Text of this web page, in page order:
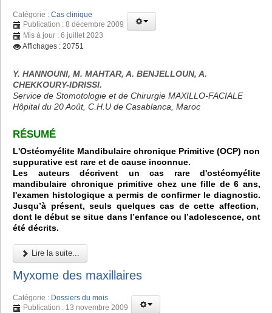
Catégorie : Cas clinique
Publication : 8 décembre 2009
Mis à jour : 6 juillet 2023
Affichages : 20751
Y. HANNOUNI, M. MAHTAR, A. BENJELLOUN, A.
CHEKKOURY-IDRISSI.
Service de Stomotologie et de Chirurgie MAXILLO-FACIALE
Hôpital du 20 Août, C.H.U de Casablanca, Maroc
RÉSUMÉ
L'Ostéomyélite Mandibulaire chronique Primitive (OCP) non
suppurative est rare et de cause inconnue.
Les auteurs décrivent un cas rare d'ostéomyélite
mandibulaire chronique primitive chez une fille de 6 ans,
l'examen histologique a permis de confirmer le diagnostic.
Jusqu’à présent, seuls quelques cas de cette affection,
dont le début se situe dans l’enfance ou l’adolescence, ont
été décrits.
Lire la suite...
Myxome des maxillaires
Catégorie : Dossiers du mois
Publication : 13 novembre 2009